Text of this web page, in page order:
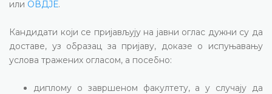
или ОВДЈЕ.
Кандидати који се пријављују на јавни оглас дужни су да
доставе, уз образац за пријаву, доказе о испуњавању
услова тражених огласом, а посебно:
диплому о завршеном факултету, а у случају да